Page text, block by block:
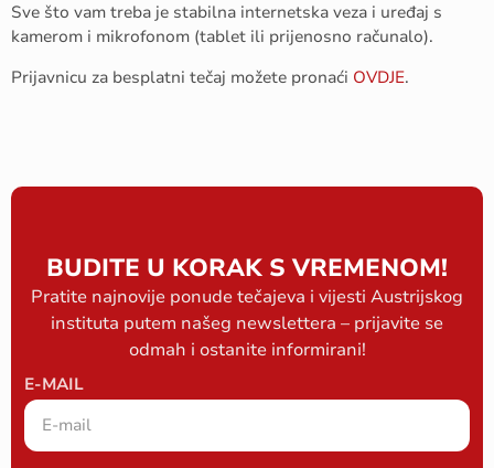
Sve što vam treba je stabilna internetska veza i uređaj s
kamerom i mikrofonom (tablet ili prijenosno računalo).
Prijavnicu za besplatni tečaj možete pronaći OVDJE.
BUDITE U KORAK S VREMENOM!
Pratite najnovije ponude tečajeva i vijesti Austrijskog
instituta putem našeg newslettera – prijavite se
odmah i ostanite informirani!
E-MAIL